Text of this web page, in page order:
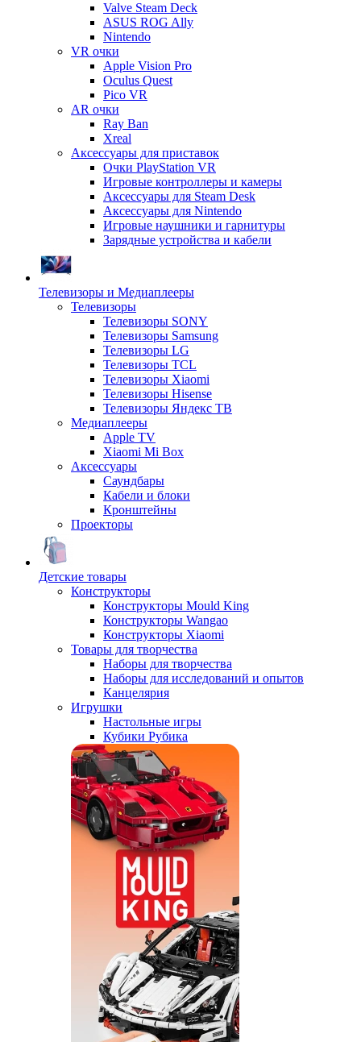
Valve Steam Deck
ASUS ROG Ally
Nintendo
VR очки
Apple Vision Pro
Oculus Quest
Pico VR
AR очки
Ray Ban
Xreal
Аксессуары для приставок
Очки PlayStation VR
Игровые контроллеры и камеры
Аксессуары для Steam Desk
Аксессуары для Nintendo
Игровые наушники и гарнитуры
Зарядные устройства и кабели
Телевизоры и Медиаплееры
Телевизоры
Телевизоры SONY
Телевизоры Samsung
Телевизоры LG
Телевизоры TCL
Телевизоры Xiaomi
Телевизоры Hisense
Телевизоры Яндекс ТВ
Медиаплееры
Apple TV
Xiaomi Mi Box
Аксессуары
Саундбары
Кабели и блоки
Кронштейны
Проекторы
Детские товары
Конструкторы
Конструкторы Mould King
Конструкторы Wangao
Конструкторы Xiaomi
Товары для творчества
Наборы для творчества
Наборы для исследований и опытов
Канцелярия
Игрушки
Настольные игры
Кубики Рубика